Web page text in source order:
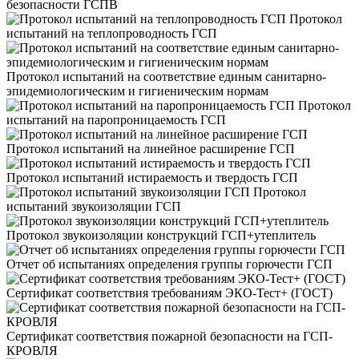
безопасности ГСПВ
Протокол
испытаний на теплопроводность ГСП
Протокол испытаний на соответствие единым санитарно-
эпидемиологическим и гигиеническим нормам
Протокол
испытаний на паропроницаемость ГСП
Протокол испытаний на линейное расширение ГСП
Протокол испытаний истираемость и твердость ГСП
Протокол
испытаний звукоизоляции ГСП
Протокол звукоизоляции конструкций ГСП+утеплитель
Отчет об испытаниях определения группы горючести ГСП
Сертификат соответствия требованиям ЭКО-Тест+ (ГОСТ)
Сертификат соответствия пожарной безопасности на ГСП-
КРОВЛЯ